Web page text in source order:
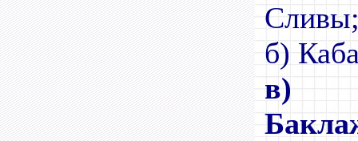
б)
в)